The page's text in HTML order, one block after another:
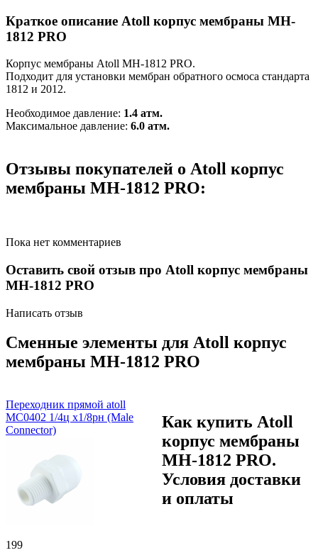
Краткое описание Atoll корпус мембраны MH-
1812 PRO
Корпус мембраны Аtoll MH-1812 PRO.
Подходит для установки мембран обратного осмоса стандарта
1812 и 2012.
Необходимое давление: 1.4 атм.
Максимальное давление: 6.0 атм.
Отзывы покупателей о Atoll корпус
мембраны MH-1812 PRO:
Пока нет комментариев
Оставить свой отзыв про Atoll корпус мембраны
MH-1812 PRO
Написать отзыв
Сменные элементы для Atoll корпус
мембраны MH-1812 PRO
Переходник прямой atoll
MC0402 1/4ц х1/8рн (Male
Connector)
199
Как купить Atoll
корпус мембраны
MH-1812 PRO.
Условия доставки
и оплаты